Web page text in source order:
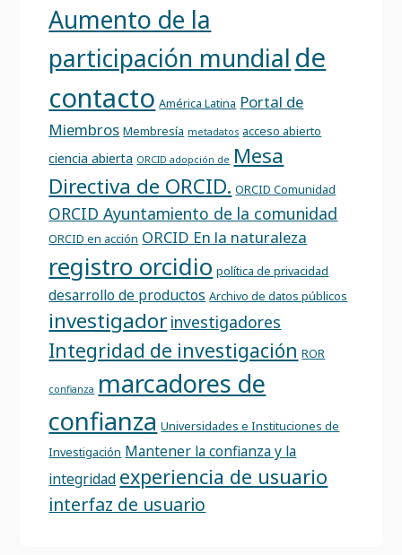
Aumento de la
participación mundial de
contacto América Latina Portal de
Miembros Membresía metadatos acceso abierto
ciencia abierta ORCID adopción de Mesa
Directiva de ORCID. ORCID Comunidad
ORCID Ayuntamiento de la comunidad
ORCID en acción ORCID En la naturaleza
registro orcidio política de privacidad
desarrollo de productos Archivo de datos públicos
investigador investigadores
Integridad de investigación ROR
confianza marcadores de
confianza Universidades e Instituciones de
Investigación Mantener la confianza y la
integridad experiencia de usuario
interfaz de usuario